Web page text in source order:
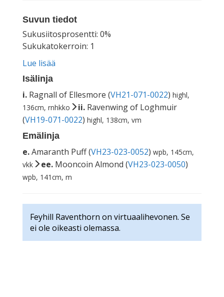
Suvun tiedot
Sukusiitosprosentti: 0%
Sukukatokerroin: 1
Lue lisää
Isälinja
i. Ragnall of Ellesmore (VH21-071-0022) highl,
136cm, rnhkko
ii. Ravenwing of Loghmuir
(VH19-071-0022) highl, 138cm, vm
Emälinja
e.Amaranth Puff (VH23-023-0052) wpb, 145cm,
vkk
ee. Mooncoin Almond (VH23-023-0050)
wpb, 141cm, m
Feyhill Raventhorn on virtuaalihevonen. Se
ei ole oikeasti olemassa.